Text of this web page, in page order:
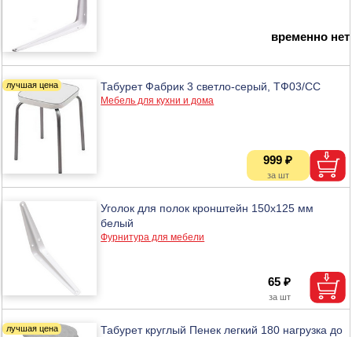
временно нет
Табурет Фабрик 3 светло-серый, ТФ03/СС
Мебель для кухни и дома
999 ₽
Уголок для полок кронштейн 150х125 мм
белый
Фурнитура для мебели
65 ₽
Табурет круглый Пенек легкий 180 нагрузка до